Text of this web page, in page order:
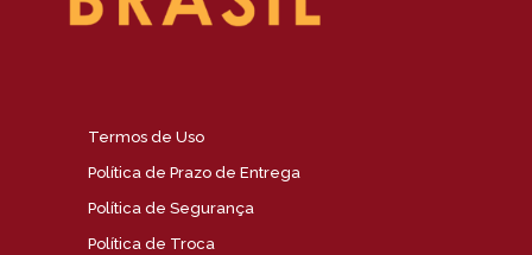
Termos de Uso
Política de Prazo de Entrega
Política de Segurança
Política de Troca